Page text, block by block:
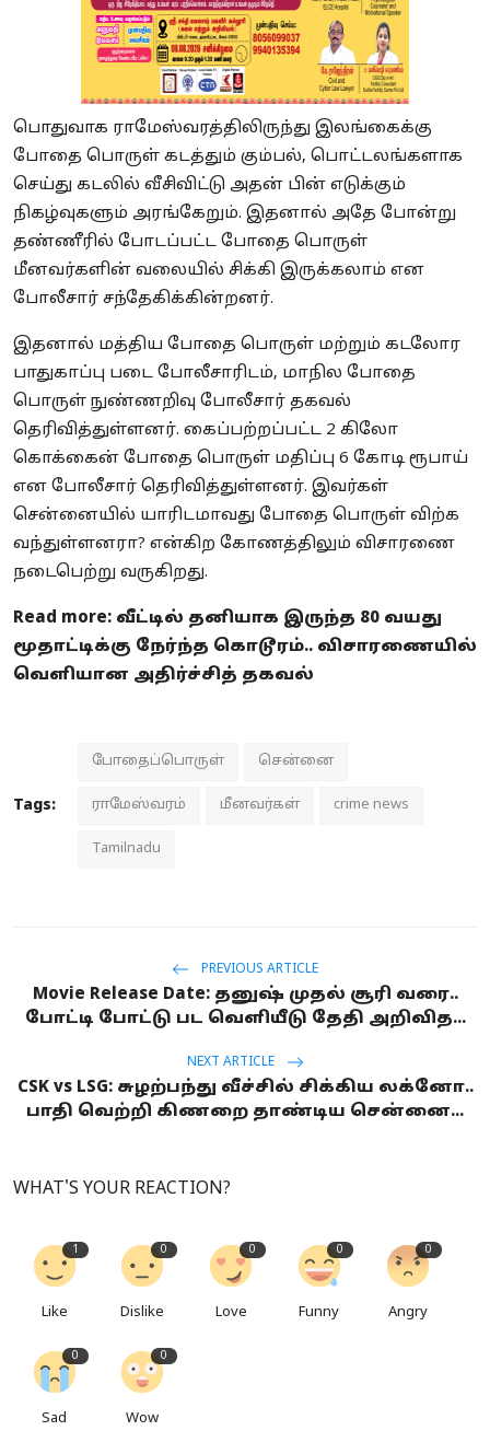
பொதுவாக ராமேஸ்வரத்திலிருந்து இலங்கைக்கு
போதை பொருள் கடத்தும் கும்பல், பொட்டலங்களாக
செய்து கடலில் வீசிவிட்டு அதன் பின் எடுக்கும்
நிகழ்வுகளும் அரங்கேறும். இதனால் அதே போன்று
தண்ணீரில் போடப்பட்ட போதை பொருள்
மீனவர்களின் வலையில் சிக்கி இருக்கலாம் என
போலீசார் சந்தேகிக்கின்றனர்.
இதனால் மத்திய போதை பொருள் மற்றும் கடலோர
பாதுகாப்பு படை போலீசாரிடம், மாநில போதை
பொருள் நுண்ணறிவு போலீசார் தகவல்
தெரிவித்துள்ளனர். கைப்பற்றப்பட்ட 2 கிலோ
கொக்கைன் போதை பொருள் மதிப்பு 6 கோடி ரூபாய்
என போலீசார் தெரிவித்துள்ளனர். இவர்கள்
சென்னையில் யாரிடமாவது போதை பொருள் விற்க
வந்துள்ளனரா? என்கிற கோணத்திலும் விசாரணை
நடைபெற்று வருகிறது.
Read more: வீட்டில் தனியாக இருந்த 80 வயது
மூதாட்டிக்கு நேர்ந்த கொடூரம்.. விசாரணையில்
வெளியான அதிர்ச்சித் தகவல்
Tags:
போதைப்பொருள் சென்னை
ராமேஸ்வரம் மீனவர்கள் crime news
Tamilnadu
PREVIOUS ARTICLE
Movie Release Date: தனுஷ் முதல் சூரி வரை..
போட்டி போட்டு பட வெளியீடு தேதி அறிவித...
NEXT ARTICLE
CSK vs LSG: சுழற்பந்து வீச்சில் சிக்கிய லக்னோ..
பாதி வெற்றி கிணறை தாண்டிய சென்னை...
WHAT'S YOUR REACTION?
1
Like
0
Dislike
0
Love
0
Funny
0
Angry
0
Sad
0
Wow